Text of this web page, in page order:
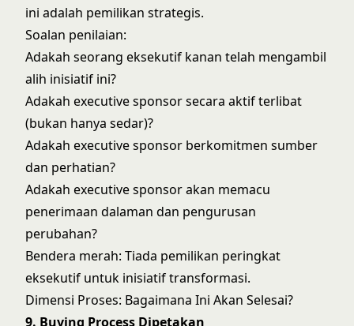
ini adalah pemilikan strategis.
Soalan penilaian:
Adakah seorang eksekutif kanan telah mengambil
alih inisiatif ini?
Adakah executive sponsor secara aktif terlibat
(bukan hanya sedar)?
Adakah executive sponsor berkomitmen sumber
dan perhatian?
Adakah executive sponsor akan memacu
penerimaan dalaman dan pengurusan
perubahan?
Bendera merah: Tiada pemilikan peringkat
eksekutif untuk inisiatif transformasi.
Dimensi Proses: Bagaimana Ini Akan Selesai?
9. Buying Process Dipetakan